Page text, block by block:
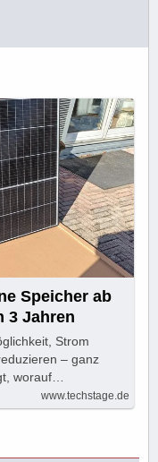
Speicher ab
3 Jahren
Strom
– ganz
worauf…
www.techstage.de